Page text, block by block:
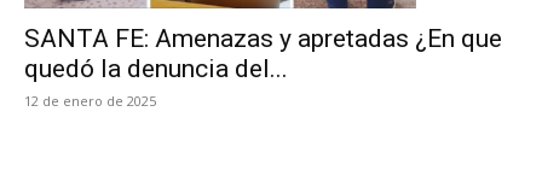
SANTA FE: Amenazas y apretadas ¿En que
quedó la denuncia del...
12 de enero de 2025